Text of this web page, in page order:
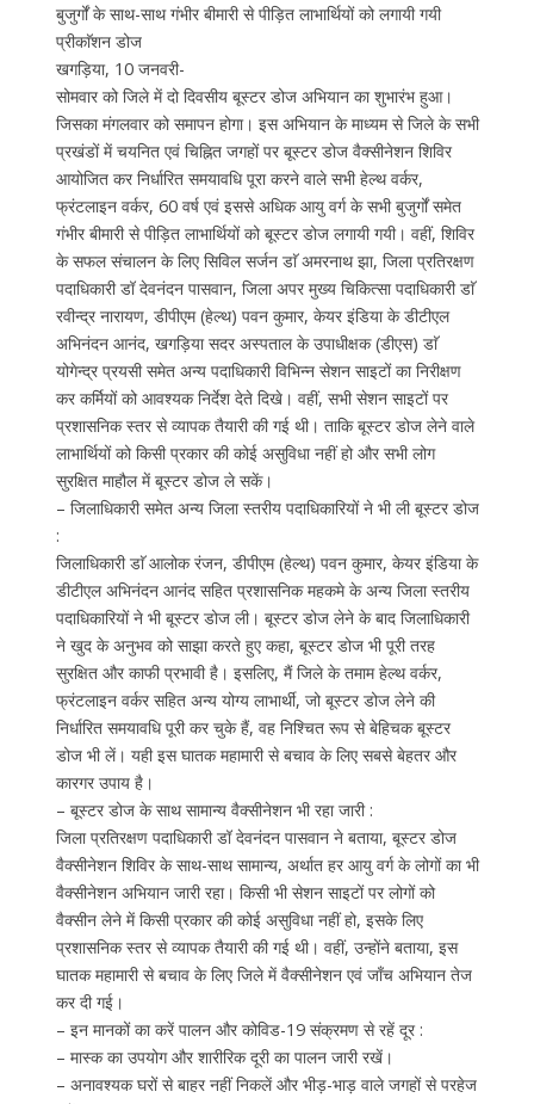
बुजुर्गों के साथ-साथ गंभीर बीमारी से पीड़ित लाभार्थियों को लगायी गयी
प्रीकाॅशन डोज
खगड़िया, 10 जनवरी-
सोमवार को जिले में दो दिवसीय बूस्टर डोज अभियान का शुभारंभ हुआ।
जिसका मंगलवार को समापन होगा। इस अभियान के माध्यम से जिले के सभी
प्रखंडों में चयनित एवं चिह्नित जगहों पर बूस्टर डोज वैक्सीनेशन शिविर
आयोजित कर निर्धारित समयावधि पूरा करने वाले सभी हेल्थ वर्कर,
फ्रंटलाइन वर्कर, 60 वर्ष एवं इससे अधिक आयु वर्ग के सभी बुजुर्गों समेत
गंभीर बीमारी से पीड़ित लाभार्थियों को बूस्टर डोज लगायी गयी। वहीं, शिविर
के सफल संचालन के लिए सिविल सर्जन डाॅ अमरनाथ झा, जिला प्रतिरक्षण
पदाधिकारी डॉ देवनंदन पासवान, जिला अपर मुख्य चिकित्सा पदाधिकारी डाॅ
रवीन्द्र नारायण, डीपीएम (हेल्थ) पवन कुमार, केयर इंडिया के डीटीएल
अभिनंदन आनंद, खगड़िया सदर अस्पताल के उपाधीक्षक (डीएस) डाॅ
योगेन्द्र प्रयसी समेत अन्य पदाधिकारी विभिन्न सेशन साइटों का निरीक्षण
कर कर्मियों को आवश्यक निर्देश देते दिखे। वहीं, सभी सेशन साइटों पर
प्रशासनिक स्तर से व्यापक तैयारी की गई थी। ताकि बूस्टर डोज लेने वाले
लाभार्थियों को किसी प्रकार की कोई असुविधा नहीं हो और सभी लोग
सुरक्षित माहौल में बूस्टर डोज ले सकें।
– जिलाधिकारी समेत अन्य जिला स्तरीय पदाधिकारियों ने भी ली बूस्टर डोज
:
जिलाधिकारी डाॅ आलोक रंजन, डीपीएम (हेल्थ) पवन कुमार, केयर इंडिया के
डीटीएल अभिनंदन आनंद सहित प्रशासनिक महकमे के अन्य जिला स्तरीय
पदाधिकारियों ने भी बूस्टर डोज ली। बूस्टर डोज लेने के बाद जिलाधिकारी
ने खुद के अनुभव को साझा करते हुए कहा, बूस्टर डोज भी पूरी तरह
सुरक्षित और काफी प्रभावी है। इसलिए, मैं जिले के तमाम हेल्थ वर्कर,
फ्रंटलाइन वर्कर सहित अन्य योग्य लाभार्थी, जो बूस्टर डोज लेने की
निर्धारित समयावधि पूरी कर चुके हैं, वह निश्चित रूप से बेहिचक बूस्टर
डोज भी लें। यही इस घातक महामारी से बचाव के लिए सबसे बेहतर और
कारगर उपाय है।
– बूस्टर डोज के साथ सामान्य वैक्सीनेशन भी रहा जारी :
जिला प्रतिरक्षण पदाधिकारी डॉ देवनंदन पासवान ने बताया, बूस्टर डोज
वैक्सीनेशन शिविर के साथ-साथ सामान्य, अर्थात हर आयु वर्ग के लोगों का भी
वैक्सीनेशन अभियान जारी रहा। किसी भी सेशन साइटों पर लोगों को
वैक्सीन लेने में किसी प्रकार की कोई असुविधा नहीं हो, इसके लिए
प्रशासनिक स्तर से व्यापक तैयारी की गई थी। वहीं, उन्होंने बताया, इस
घातक महामारी से बचाव के लिए जिले में वैक्सीनेशन एवं जाँच अभियान तेज
कर दी गई।
– इन मानकों का करें पालन और कोविड-19 संक्रमण से रहें दूर :
– मास्क का उपयोग और शारीरिक दूरी का पालन जारी रखें।
– अनावश्यक घरों से बाहर नहीं निकलें और भीड़-भाड़ वाले जगहों से परहेज